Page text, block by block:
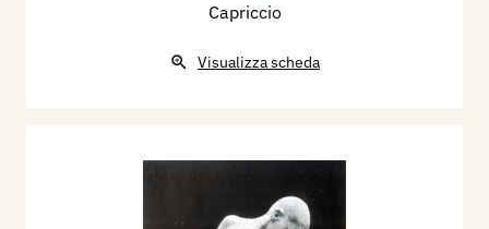
Capriccio
Visualizza scheda